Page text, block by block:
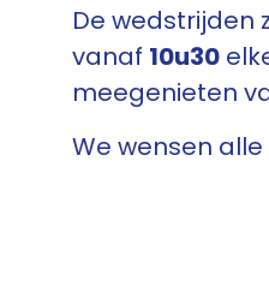
De wedstrijden
vanaf 10u30
meegenieten
We wensen